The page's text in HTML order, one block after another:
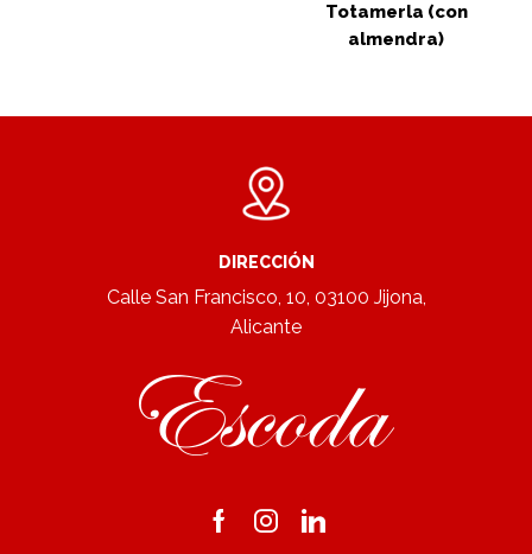
Totamerla (con
almendra)
DIRECCIÓN
Calle San Francisco, 10, 03100 Jijona,
Alicante
Facebook
Instagram
Linkedin